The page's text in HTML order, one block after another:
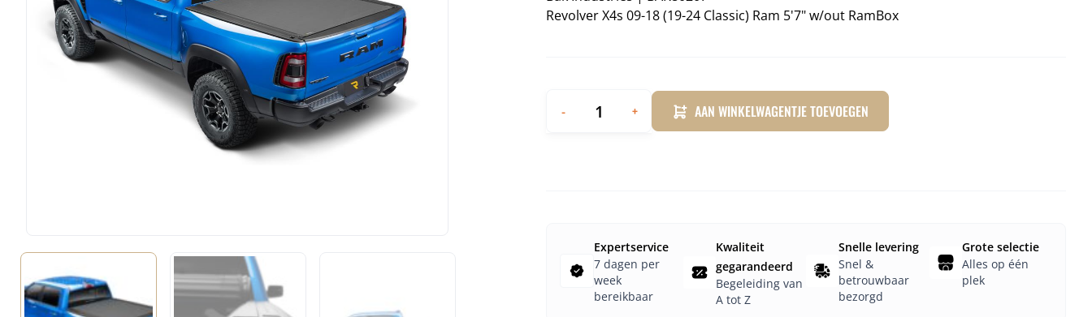
Revolver X4s 09-18 (19-24 Classic) Ram 5'7" w/out RamBox
- + AAN WINKELWAGENTJE TOEVOEGEN
Expertservice
7 dagen per
week
bereikbaar
Kwaliteit
gegarandeerd
Begeleiding van
A tot Z
Snelle levering
Snel &
betrouwbaar
bezorgd
Grote selectie
Alles op één
plek